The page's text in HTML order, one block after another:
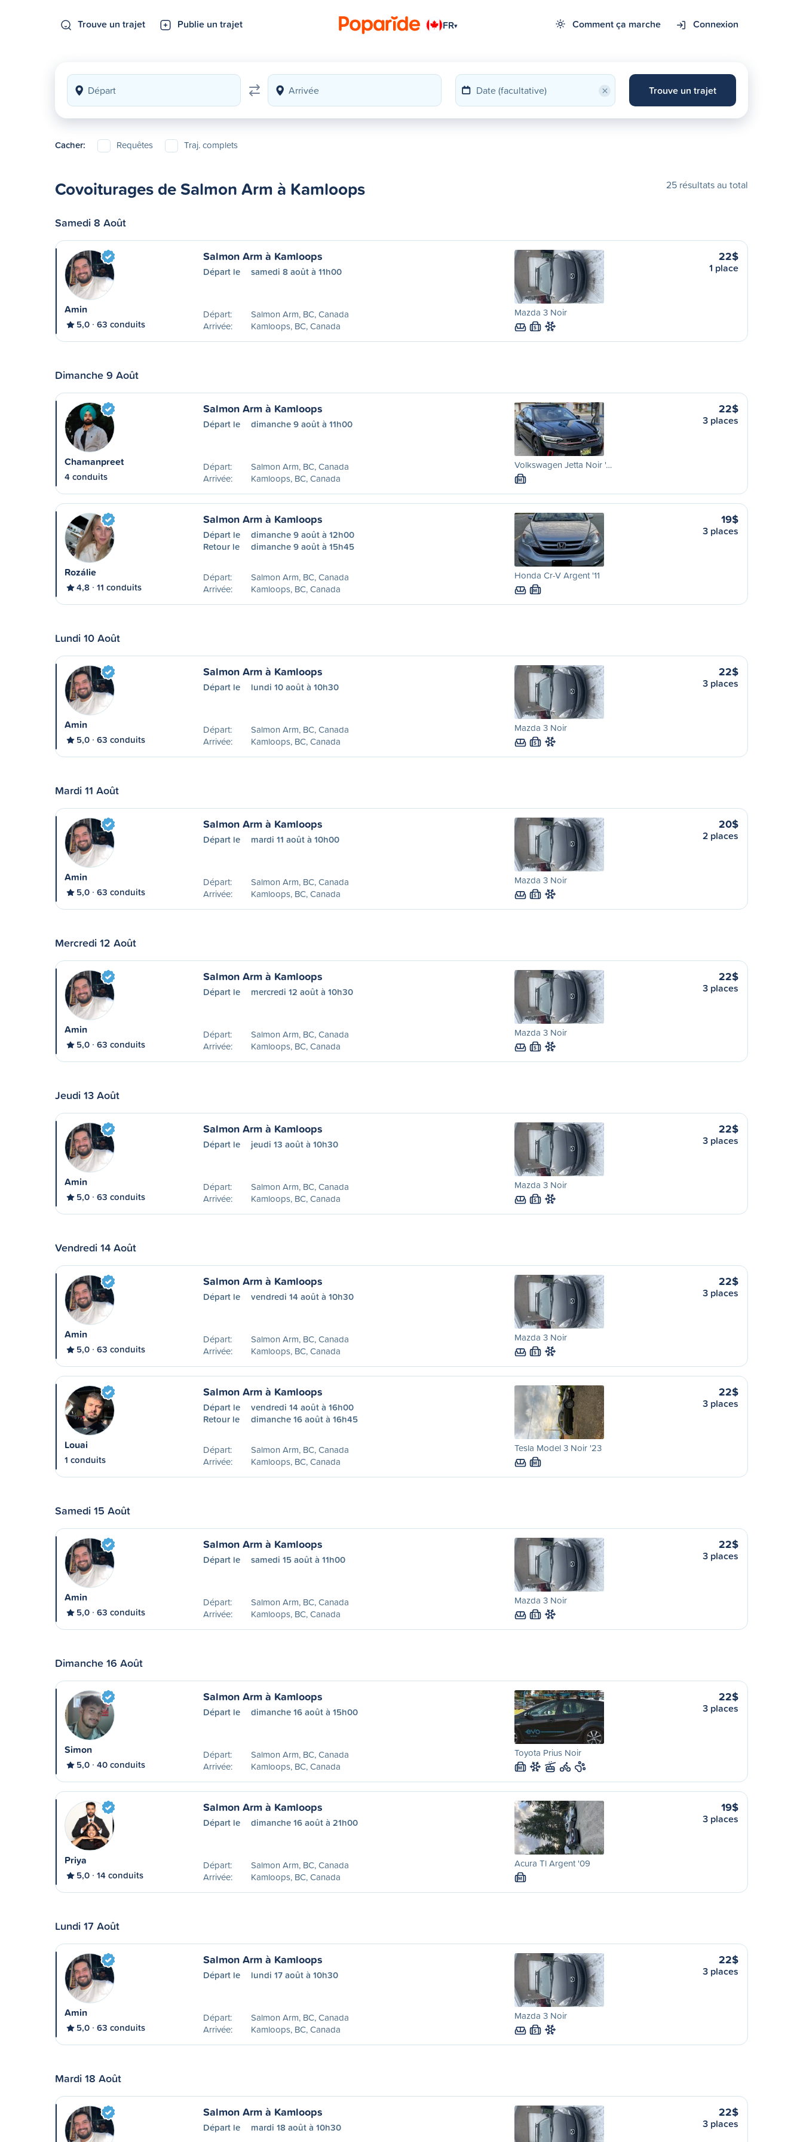
Trouve un trajet Publie un trajet FR▾ Comment ça marche Connexion
× Trouve un trajet
Cacher: Requêtes Traj. complets
Covoiturages de Salmon Arm à Kamloops 25 résultats au total
Samedi 8 Août
Amin
5,0 63 conduits
Salmon Arm à Kamloops
Départ le samedi 8 août à 11h00
Départ:
Salmon Arm, BC, Canada
Arrivée:
Kamloops, BC, Canada
Mazda 3 Noir
S
22$
1 place
Dimanche 9 Août
Chamanpreet
4 conduits
Salmon Arm à Kamloops
Départ le dimanche 9 août à 11h00
Départ:
Salmon Arm, BC, Canada
Arrivée:
Kamloops, BC, Canada
Volkswagen Jetta Noir '…
M
22$
3 places
Rozálie
4,8 11 conduits
Salmon Arm à Kamloops
Départ le
dimanche 9 août à 12h00
Retour le
dimanche 9 août à 15h45
Départ:
Salmon Arm, BC, Canada
Arrivée:
Kamloops, BC, Canada
Honda Cr-V Argent '11
M
19$
3 places
Lundi 10 Août
Amin
5,0 63 conduits
Salmon Arm à Kamloops
Départ le lundi 10 août à 10h30
Départ:
Salmon Arm, BC, Canada
Arrivée:
Kamloops, BC, Canada
Mazda 3 Noir
S
22$
3 places
Mardi 11 Août
Amin
5,0 63 conduits
Salmon Arm à Kamloops
Départ le mardi 11 août à 10h00
Départ:
Salmon Arm, BC, Canada
Arrivée:
Kamloops, BC, Canada
Mazda 3 Noir
S
20$
2 places
Mercredi 12 Août
Amin
5,0 63 conduits
Salmon Arm à Kamloops
Départ le mercredi 12 août à 10h30
Départ:
Salmon Arm, BC, Canada
Arrivée:
Kamloops, BC, Canada
Mazda 3 Noir
S
22$
3 places
Jeudi 13 Août
Amin
5,0 63 conduits
Salmon Arm à Kamloops
Départ le jeudi 13 août à 10h30
Départ:
Salmon Arm, BC, Canada
Arrivée:
Kamloops, BC, Canada
Mazda 3 Noir
S
22$
3 places
Vendredi 14 Août
Amin
5,0 63 conduits
Salmon Arm à Kamloops
Départ le vendredi 14 août à 10h30
Départ:
Salmon Arm, BC, Canada
Arrivée:
Kamloops, BC, Canada
Mazda 3 Noir
S
22$
3 places
Louai
1 conduits
Salmon Arm à Kamloops
Départ le
vendredi 14 août à 16h00
Retour le
dimanche 16 août à 16h45
Départ:
Salmon Arm, BC, Canada
Arrivée:
Kamloops, BC, Canada
Tesla Model 3 Noir '23
M
22$
3 places
Samedi 15 Août
Amin
5,0 63 conduits
Salmon Arm à Kamloops
Départ le samedi 15 août à 11h00
Départ:
Salmon Arm, BC, Canada
Arrivée:
Kamloops, BC, Canada
Mazda 3 Noir
S
22$
3 places
Dimanche 16 Août
Simon
5,0 40 conduits
Salmon Arm à Kamloops
Départ le dimanche 16 août à 15h00
Départ:
Salmon Arm, BC, Canada
Arrivée:
Kamloops, BC, Canada
Toyota Prius Noir
M
22$
3 places
Priya
5,0 14 conduits
Salmon Arm à Kamloops
Départ le dimanche 16 août à 21h00
Départ:
Salmon Arm, BC, Canada
Arrivée:
Kamloops, BC, Canada
Acura Tl Argent '09
M
19$
3 places
Lundi 17 Août
Amin
5,0 63 conduits
Salmon Arm à Kamloops
Départ le lundi 17 août à 10h30
Départ:
Salmon Arm, BC, Canada
Arrivée:
Kamloops, BC, Canada
Mazda 3 Noir
S
22$
3 places
Mardi 18 Août
Salmon Arm à Kamloops
Départ le mardi 18 août à 10h30
22$
3 places